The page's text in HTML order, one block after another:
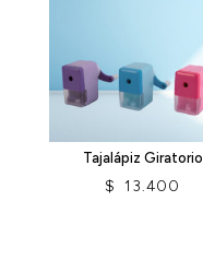
Tajalápiz Giratorio
$ 13.400